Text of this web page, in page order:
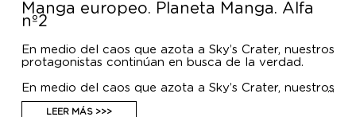
Manga europeo. Planeta Manga. Alfa
nº2
En medio del caos que azota a Sky’s Crater, nuestros
protagonistas continúan en busca de la verdad.
En medio del caos que azota a Sky’s Crater, nuestros
protagonistas continúan en busca de la verdad. Y
ahora los recuerdos serán la clave para despertar y
LEER MÁS >>>